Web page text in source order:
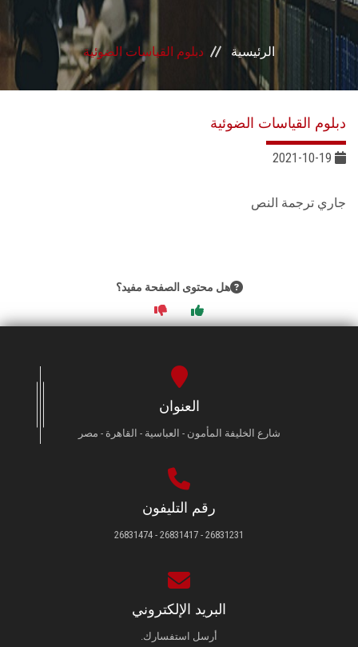
الشئون الأكاديمية
البحث العلمي
الطلاب
الرئيسية دبلوم القياسات الضوئية
دبلوم القياسات الضوئية
جاري ترجمة النص
هل محتوى الصفحة مفيد؟
العنوان
شارع الخليفة المأمون - العباسية - القاهرة - مصر
رقم التليفون
26831231 - 26831417 - 26831474
البريد الإلكتروني
أرسل استفسارك.